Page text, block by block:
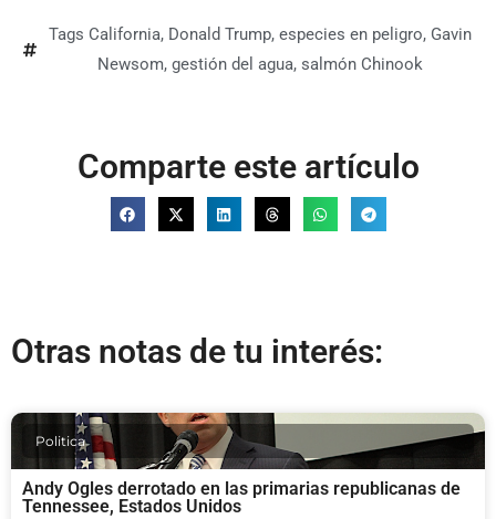
Tags California, Donald Trump, especies en peligro, Gavin
Newsom, gestión del agua, salmón Chinook
Comparte este artículo
Otras notas de tu interés:
Politica
Andy Ogles derrotado en las primarias republicanas de
Tennessee, Estados Unidos